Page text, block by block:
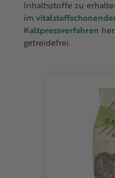
Inhaltsstoffe zu
im
Kaltpressverfahren
getreidefrei.